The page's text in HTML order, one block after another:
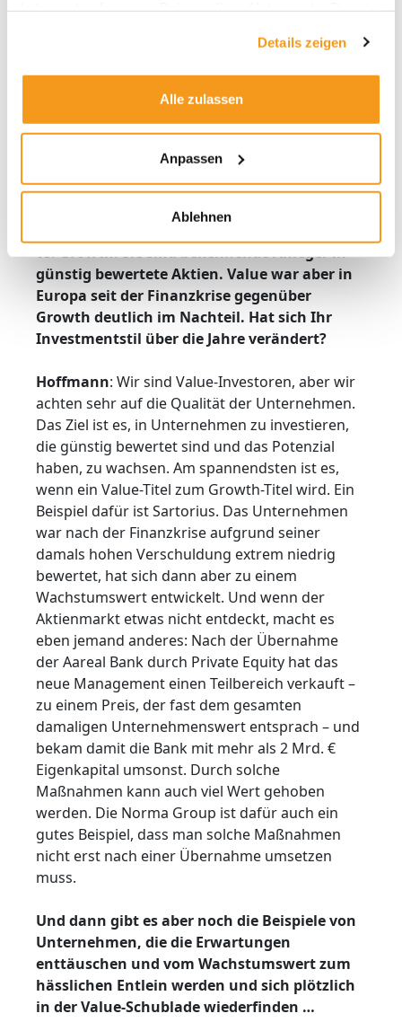
Details zeigen
Alle zulassen
Anpassen
Ablehnen
Wirth: Definitiv. Aktienrückkäufe sind ein
effektiver Weg, den Unternehmenswert zu
steigern – vor allem, wenn die Bewertungen
mehr Unternehmen diesen Weg gehen, von der
Münchener Rück bis zur Deutschen Telekom.
vs. Growth. Sie sind bekennende Anleger in
günstig bewertete Aktien. Value war aber in
Europa seit der Finanzkrise gegenüber
Growth deutlich im Nachteil. Hat sich Ihr
Investmentstil über die Jahre verändert?
Hoffmann: Wir sind Value-Investoren, aber wir
achten sehr auf die Qualität der Unternehmen.
Das Ziel ist es, in Unternehmen zu investieren,
die günstig bewertet sind und das Potenzial
haben, zu wachsen. Am spannendsten ist es,
wenn ein Value-Titel zum Growth-Titel wird. Ein
Beispiel dafür ist Sartorius. Das Unternehmen
war nach der Finanzkrise aufgrund seiner
damals hohen Verschuldung extrem niedrig
bewertet, hat sich dann aber zu einem
Wachstumswert entwickelt. Und wenn der
Aktienmarkt etwas nicht entdeckt, macht es
eben jemand anderes: Nach der Übernahme
der Aareal Bank durch Private Equity hat das
neue Management einen Teilbereich verkauft –
zu einem Preis, der fast dem gesamten
damaligen Unternehmenswert entsprach – und
bekam damit die Bank mit mehr als 2 Mrd. €
Eigenkapital umsonst. Durch solche
Maßnahmen kann auch viel Wert gehoben
werden. Die Norma Group ist dafür auch ein
gutes Beispiel, dass man solche Maßnahmen
nicht erst nach einer Übernahme umsetzen
muss.
Und dann gibt es aber noch die Beispiele von
Unternehmen, die die Erwartungen
enttäuschen und vom Wachstumswert zum
hässlichen Entlein werden und sich plötzlich
in der Value-Schublade wiederfinden …